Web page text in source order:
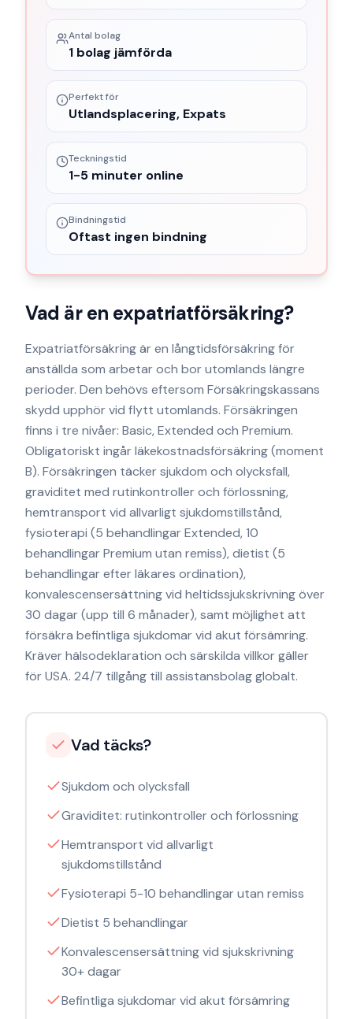
Antal bolag
1 bolag jämförda
Perfekt för
Utlandsplacering, Expats
Teckningstid
1-5 minuter online
Bindningstid
Oftast ingen bindning
Vad är en expatriatförsäkring?
Expatriatförsäkring är en långtidsförsäkring för
anställda som arbetar och bor utomlands längre
perioder. Den behövs eftersom Försäkringskassans
skydd upphör vid flytt utomlands. Försäkringen
finns i tre nivåer: Basic, Extended och Premium.
Obligatoriskt ingår läkekostnadsförsäkring (moment
B). Försäkringen täcker sjukdom och olycksfall,
graviditet med rutinkontroller och förlossning,
hemtransport vid allvarligt sjukdomstillstånd,
fysioterapi (5 behandlingar Extended, 10
behandlingar Premium utan remiss), dietist (5
behandlingar efter läkares ordination),
konvalescensersättning vid heltidssjukskrivning över
30 dagar (upp till 6 månader), samt möjlighet att
försäkra befintliga sjukdomar vid akut försämring.
Kräver hälsodeklaration och särskilda villkor gäller
för USA. 24/7 tillgång till assistansbolag globalt.
Vad täcks?
Sjukdom och olycksfall
Graviditet: rutinkontroller och förlossning
Hemtransport vid allvarligt
sjukdomstillstånd
Fysioterapi 5-10 behandlingar utan remiss
Dietist 5 behandlingar
Konvalescensersättning vid sjukskrivning
30+ dagar
Befintliga sjukdomar vid akut försämring